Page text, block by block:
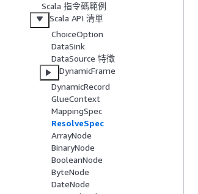
Scala 指令碼範例
Scala API 清單
ChoiceOption
DataSink
DataSource 特徵
DynamicFrame
DynamicRecord
GlueContext
MappingSpec
ResolveSpec
ArrayNode
BinaryNode
BooleanNode
ByteNode
DateNode